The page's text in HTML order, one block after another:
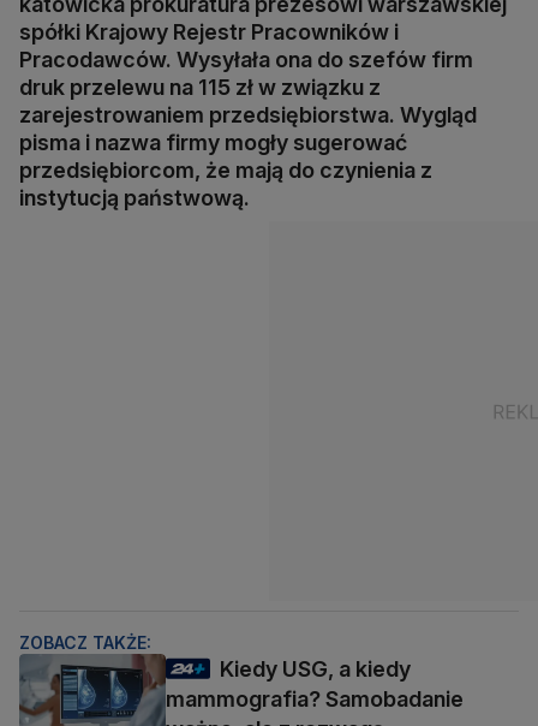
spółki Krajowy Rejestr Pracowników i
Pracodawców. Wysyłała ona do szefów firm
druk przelewu na 115 zł w związku z
zarejestrowaniem przedsiębiorstwa. Wygląd
pisma i nazwa firmy mogły sugerować
przedsiębiorcom, że mają do czynienia z
instytucją państwową.
ZOBACZ TAKŻE:
Kiedy USG, a kiedy
mammografia? Samobadanie